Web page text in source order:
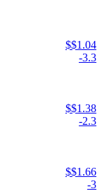
$$1.04
-3.3
$$1.38
-2.3
$$1.66
-3